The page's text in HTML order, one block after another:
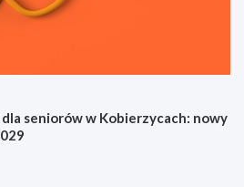
seniorów w Kobierzycach: nowy